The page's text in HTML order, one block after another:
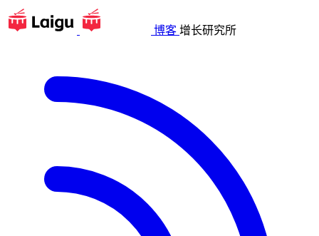
博客 增长研究所